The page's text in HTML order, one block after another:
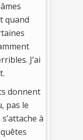
quand
J’ai
donnent
pas le
à